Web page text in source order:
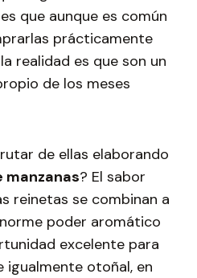
que aunque es común
prácticamente
realidad es que son un
de los meses
de ellas elaborando
manzanas? El sabor
reinetas se combinan a
poder aromático
excelente para
otoñal, en